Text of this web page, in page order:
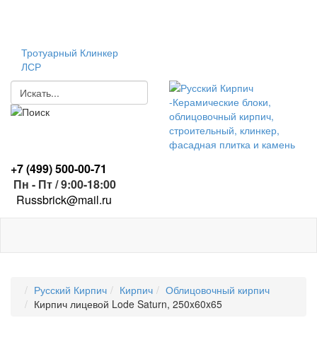
Тротуарный Клинкер
ЛСР
+7 (499)500-00-71
Пн - Пт / 9:00-18:00
Russbrick@mail.ru
Русский Кирпич Кирпич
Облицовочный кирпич
Кирпич лицевой Lode Saturn, 250x60x65